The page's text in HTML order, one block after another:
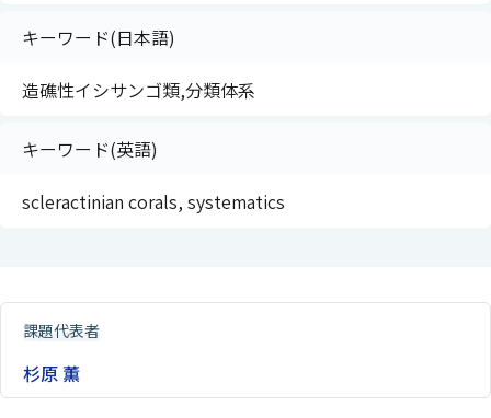
キーワード(日本語)
造礁性イシサンゴ類,分類体系
キーワード(英語)
scleractinian corals, systematics
課題代表者
杉原 薫